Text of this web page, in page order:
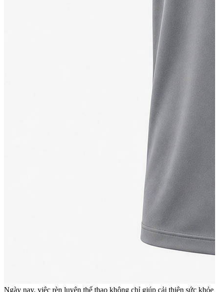
Ngày nay, việc rèn luyện thể thao không chỉ giúp cải thiện sức khỏe